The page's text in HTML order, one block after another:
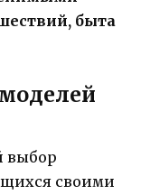
быта
выбор
своими